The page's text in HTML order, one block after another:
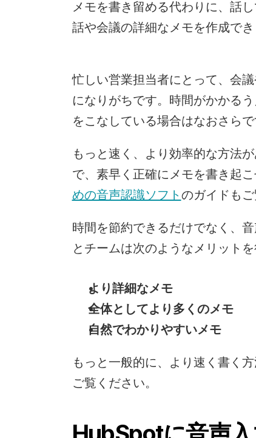
メモを書き留める代わりに、話
話や会議の詳細なメモを作成でき
忙しい営業担当者にとって、会
になりがちです。時間がかかる
をこなしている場合はなおさらで
もっと速く、より効率的な方法
で、素早く正確にメモを書き起
めの音声認識ソフト のガイドもご
時間を節約できるだけでなく、
とチームは次のようなメリットを
より詳細なメモ
全体としてより多くのメモ
自然でわかりやすいメモ
もっと一般的に、より速く書く
ご覧ください。